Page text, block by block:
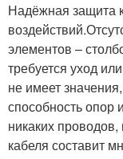
Надёжная защита
элементов –
требуется уход
не имеет
способность опор
никаких
кабеля составит